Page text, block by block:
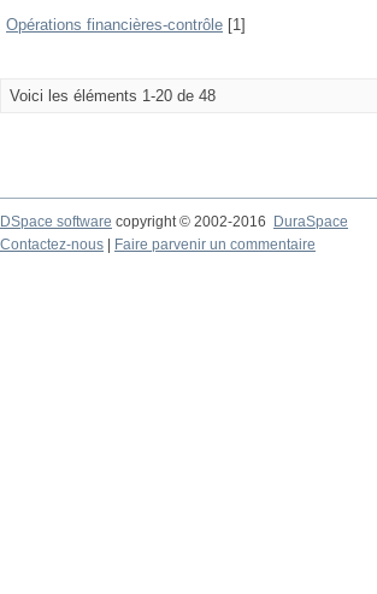
Opérations financières-contrôle [1]
Voici les éléments 1-20 de 48
DSpace software copyright © 2002-2016
DuraSpace
Contactez-nous
Faire parvenir un commentaire